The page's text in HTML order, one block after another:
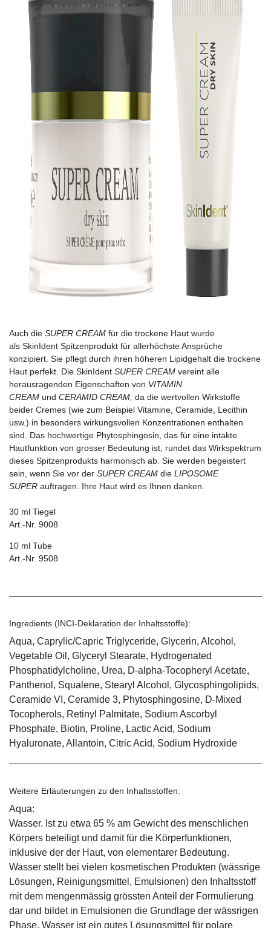
Auch die SUPER CREAM für die trockene Haut wurde
als SkinIdent Spitzenprodukt für allerhöchste Ansprüche
konzipiert. Sie pflegt durch ihren höheren Lipidgehalt die trockene
Haut perfekt. Die SkinIdent SUPER CREAM vereint alle
herausragenden Eigenschaften von VITAMIN
CREAM und CERAMID CREAM, da die wertvollen Wirkstoffe
beider Cremes (wie zum Beispiel Vitamine, Ceramide, Lecithin
usw.) in besonders wirkungsvollen Konzentrationen enthalten
sind. Das hochwertige Phytosphingosin, das für eine intakte
Hautfunktion von grosser Bedeutung ist, rundet das Wirkspektrum
dieses Spitzenprodukts harmonisch ab. Sie werden begeistert
sein, wenn Sie vor der SUPER CREAM die LIPOSOME
SUPER auftragen. Ihre Haut wird es Ihnen danken.
30 ml Tiegel
Art.-Nr. 9008
10 ml Tube
Art.-Nr. 9508
Ingredients (INCI-Deklaration der Inhaltsstoffe):
Aqua, Caprylic/Capric Triglyceride, Glycerin, Alcohol,
Vegetable Oil, Glyceryl Stearate, Hydrogenated
Phosphatidylcholine, Urea, D-alpha-Tocopheryl Acetate,
Panthenol, Squalene, Stearyl Alcohol, Glycosphingolipids,
Ceramide VI, Ceramide 3, Phytosphingosine, D-Mixed
Tocopherols, Retinyl Palmitate, Sodium Ascorbyl
Phosphate, Biotin, Proline, Lactic Acid, Sodium
Hyaluronate, Allantoin, Citric Acid, Sodium Hydroxide
Weitere Erläuterungen zu den Inhaltsstoffen:
Aqua:
Wasser. Ist zu etwa 65 % am Gewicht des menschlichen
Körpers beteiligt und damit für die Körperfunktionen,
inklusive der der Haut, von elementarer Bedeutung.
Wasser stellt bei vielen kosmetischen Produkten (wässrige
Lösungen, Reinigungsmittel, Emulsionen) den Inhaltsstoff
mit dem mengenmässig grössten Anteil der Formulierung
dar und bildet in Emulsionen die Grundlage der wässrigen
Phase. Wasser ist ein gutes Lösungsmittel für polare